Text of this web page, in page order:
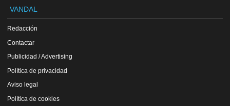
VANDAL
Redacción
Contactar
Publicidad / Advertising
Política de privacidad
Aviso legal
Política de cookies